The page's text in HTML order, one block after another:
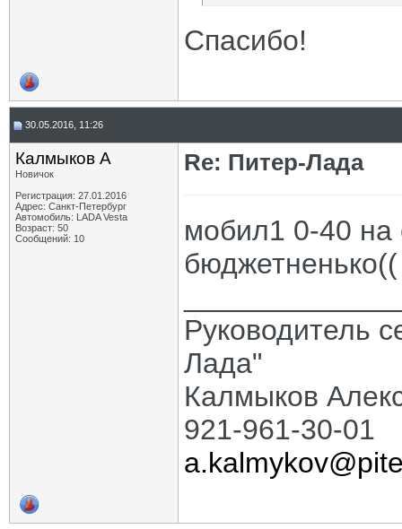
Спасибо!
30.05.2016, 11:26
Калмыков А
Новичок
Регистрация: 27.01.2016
Адрес: Санкт-Петербург
Автомобиль: LADA Vesta
Возраст: 50
Сообщений: 10
Re: Питер-Лада
мобил1 0-40 на
бюджетненько((
Руководитель
Лада"
Калмыков
921-961-30-01